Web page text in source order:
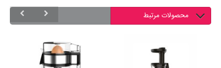
محصولات مرتبط